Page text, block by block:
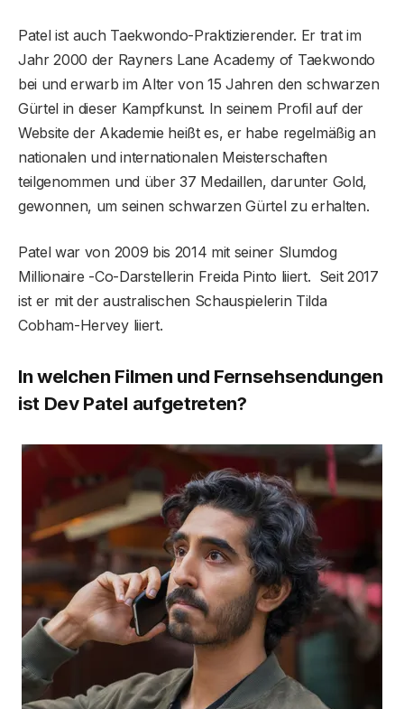
Patel ist auch Taekwondo-Praktizierender. Er trat im
Jahr 2000 der Rayners Lane Academy of Taekwondo
bei und erwarb im Alter von 15 Jahren den schwarzen
Gürtel in dieser Kampfkunst. In seinem Profil auf der
Website der Akademie heißt es, er habe regelmäßig an
nationalen und internationalen Meisterschaften
teilgenommen und über 37 Medaillen, darunter Gold,
gewonnen, um seinen schwarzen Gürtel zu erhalten.
Patel war von 2009 bis 2014 mit seiner Slumdog
Millionaire -Co-Darstellerin Freida Pinto liiert. Seit 2017
ist er mit der australischen Schauspielerin Tilda
Cobham-Hervey liiert.
In welchen Filmen und Fernsehsendungen
ist Dev Patel aufgetreten?